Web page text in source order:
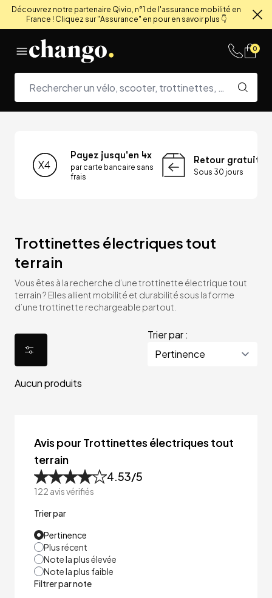
Découvrez notre partenaire Qivio, n°1 de l'assurance mobilité en
France ! Cliquez sur "Assurance" en pour en savoir plus 👇
0
Payez jusqu'en 4x
par carte bancaire sans
frais
Retour gratuit
Sous 30 jours
Trottinettes électriques tout
terrain
Vous êtes à la recherche d’une trottinette électrique tout
terrain ? Elles allient mobilité et durabilité sous la forme
d’une trottinette rechargeable partout.
Trier par :
Aucun produits
Avis pour Trottinettes électriques tout
terrain
4.53/5
122 avis vérifiés
Trier par
Pertinence
Plus récent
Note la plus élevée
Note la plus faible
Filtrer par note